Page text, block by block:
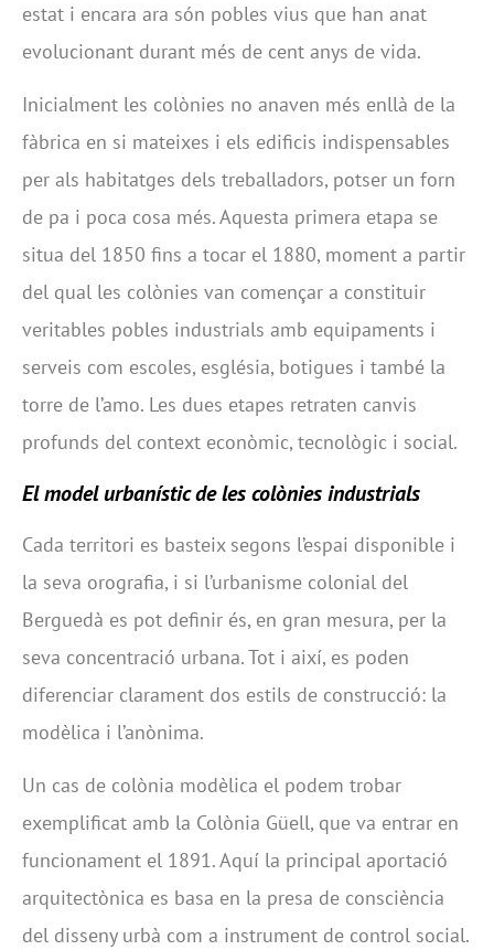
estat i encara ara són pobles vius que han anat
evolucionant durant més de cent anys de vida.
Inicialment les colònies no anaven més enllà de la
fàbrica en si mateixes i els edificis indispensables
per als habitatges dels treballadors, potser un forn
de pa i poca cosa més. Aquesta primera etapa se
situa del 1850 fins a tocar el 1880, moment a partir
del qual les colònies van començar a constituir
veritables pobles industrials amb equipaments i
serveis com escoles, església, botigues i també la
torre de l’amo. Les dues etapes retraten canvis
profunds del context econòmic, tecnològic i social.
El model urbanístic de les colònies industrials
Cada territori es basteix segons l’espai disponible i
la seva orografia, i si l’urbanisme colonial del
Berguedà es pot definir és, en gran mesura, per la
seva concentració urbana. Tot i així, es poden
diferenciar clarament dos estils de construcció: la
modèlica i l’anònima.
Un cas de colònia modèlica el podem trobar
exemplificat amb la Colònia Güell, que va entrar en
funcionament el 1891. Aquí la principal aportació
arquitectònica es basa en la presa de consciència
del disseny urbà com a instrument de control social.